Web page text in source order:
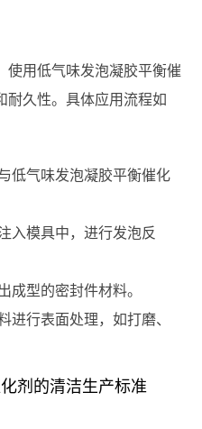
使用低气味发泡凝胶平衡催
耐久性。具体应用流程如
低气味发泡凝胶平衡催化
入模具中，进行发泡反
成型的密封件材料。
进行表面处理，如打磨、
剂的清洁生产标准